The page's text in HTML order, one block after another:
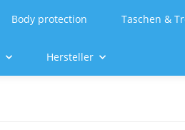
Body protection Taschen &
Hersteller